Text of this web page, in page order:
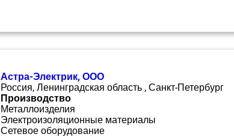
Астра-Электрик, ООО
Россия, Ленинградская область , Санкт-Петербург
Производство
Металлоизделия
Электроизоляционные материалы
Сетевое оборудование